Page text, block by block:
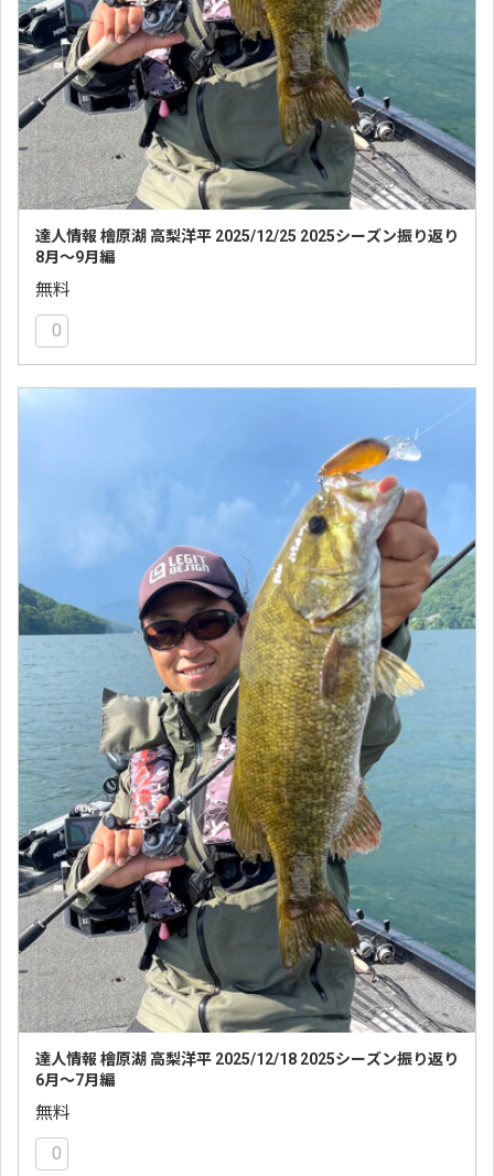
達人情報 檜原湖 高梨洋平 2025/12/25 2025シーズン振り返り
8月〜9月編
無料
0
達人情報 檜原湖 高梨洋平 2025/12/18 2025シーズン振り返り
6月〜7月編
無料
0